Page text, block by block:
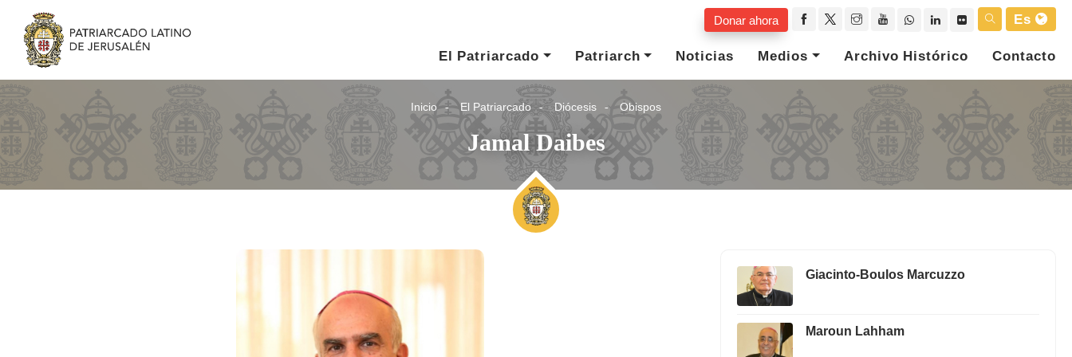
Donar ahora
Es
El Patriarcado
Patriarch Noticias Medios Archivo Histórico Contacto
Inicio El Patriarcado Diócesis Obispos
Jamal Daibes
Giacinto-Boulos Marcuzzo
Maroun Lahham